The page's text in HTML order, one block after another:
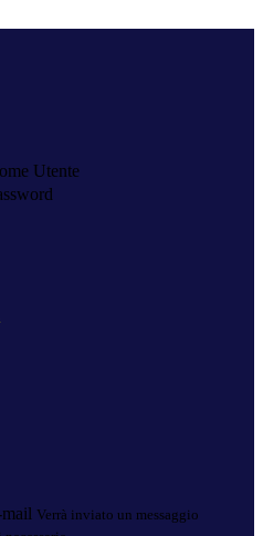
Utente
Verrà inviato un messaggio